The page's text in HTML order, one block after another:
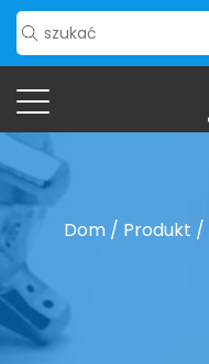
Dom/ Produkt /